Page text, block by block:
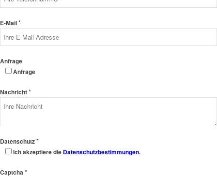
E-Mail*
Anfrage
Anfrage
Nachricht*
Datenschutz*
Ich akzeptiere die Datenschutzbestimmungen.
Captcha *